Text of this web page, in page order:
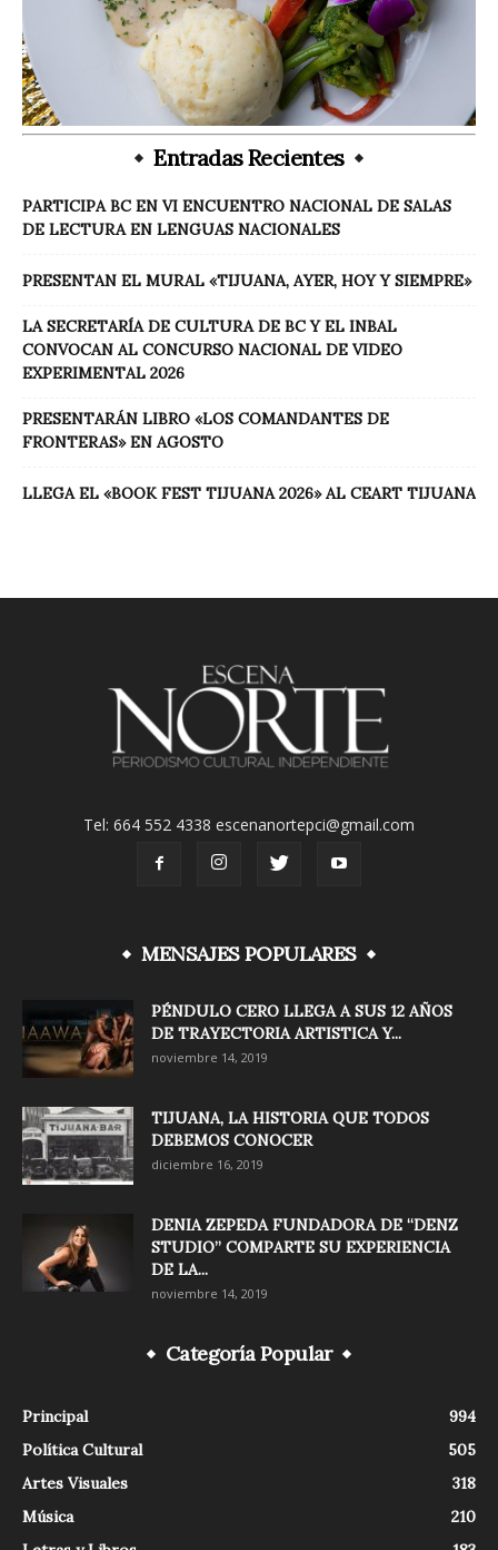
Entradas Recientes
PARTICIPA BC EN VI ENCUENTRO NACIONAL DE SALAS
DE LECTURA EN LENGUAS NACIONALES
PRESENTAN EL MURAL «TIJUANA, AYER, HOY Y SIEMPRE»
LA SECRETARÍA DE CULTURA DE BC Y EL INBAL
CONVOCAN AL CONCURSO NACIONAL DE VIDEO
EXPERIMENTAL 2026
PRESENTARÁN LIBRO «LOS COMANDANTES DE
FRONTERAS» EN AGOSTO
LLEGA EL «BOOK FEST TIJUANA 2026» AL CEART TIJUANA
Tel: 664 552 4338 escenanortepci@gmail.com
MENSAJES POPULARES
PÉNDULO CERO LLEGA A SUS 12 AÑOS
DE TRAYECTORIA ARTISTICA Y...
noviembre 14, 2019
TIJUANA, LA HISTORIA QUE TODOS
DEBEMOS CONOCER
diciembre 16, 2019
DENIA ZEPEDA FUNDADORA DE “DENZ
STUDIO” COMPARTE SU EXPERIENCIA
DE LA...
noviembre 14, 2019
Categoría Popular
Principal
994
Política Cultural
505
Artes Visuales
318
Música
210